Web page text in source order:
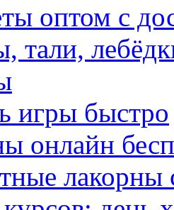
оптом с
тали,
игры быстро
онлайн
лакорны